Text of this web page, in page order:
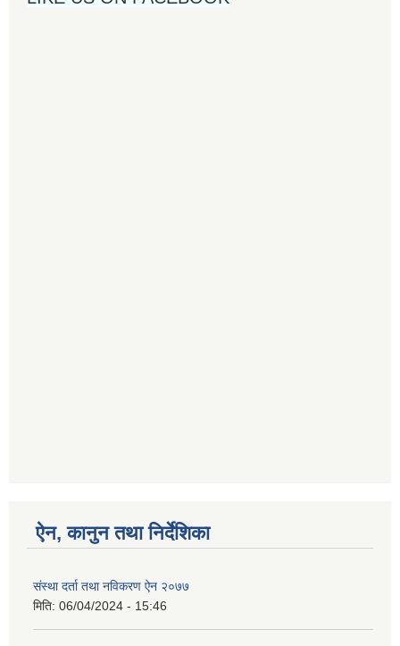
ऐन, कानुन तथा निर्देशिका
संस्था दर्ता तथा नविकरण ऐन २०७७
मिति: 06/04/2024 - 15:46